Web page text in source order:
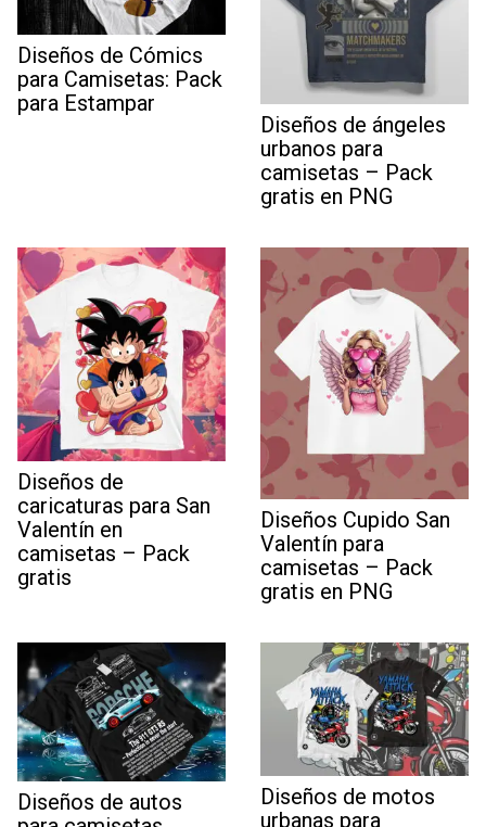
Diseños de Cómics
para Camisetas: Pack
para Estampar
Diseños de ángeles
urbanos para
camisetas – Pack
gratis en PNG
Diseños de
caricaturas para San
Valentín en
camisetas – Pack
gratis
Diseños Cupido San
Valentín para
camisetas – Pack
gratis en PNG
Diseños de autos
Diseños de motos
urbanas para